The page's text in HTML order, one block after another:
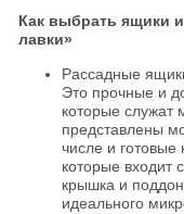
Как выбрать ящики
лавки»
Рассадные
Это прочные и
которые служат
представлены
числе и готовые
которые входит
крышка и
идеального